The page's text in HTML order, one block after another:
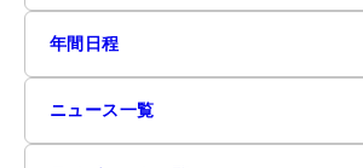
年間日程
ニュース一覧